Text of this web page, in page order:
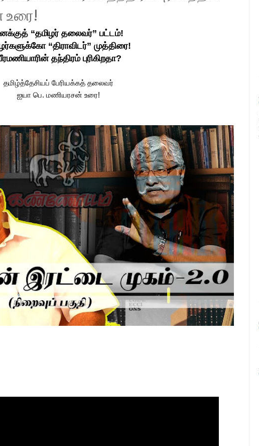
உரை!
“தமிழர் தலைவர்” பட்டம்!
“திராவிடர்” முத்திரை!
தந்திரம் புரிகிறதா?
தமிழ்த்தேசியப் பேரியக்கத் தலைவர்
ஐயா பெ. மணியரசன் உரை!